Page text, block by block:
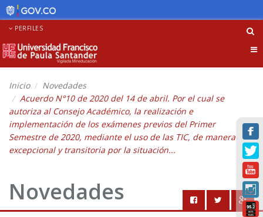
PERFILES
Inicio
Novedades
Acuerdo N°10 de 2020 del 14 de abril. Por el cual se
autoriza al Consejo Académico, la realización e
implementación de los exámenes previos del Primer
Semestre de 2020, mediante el uso de las TIC, de manera
excepcional y transitoria por la situación...
Novedades